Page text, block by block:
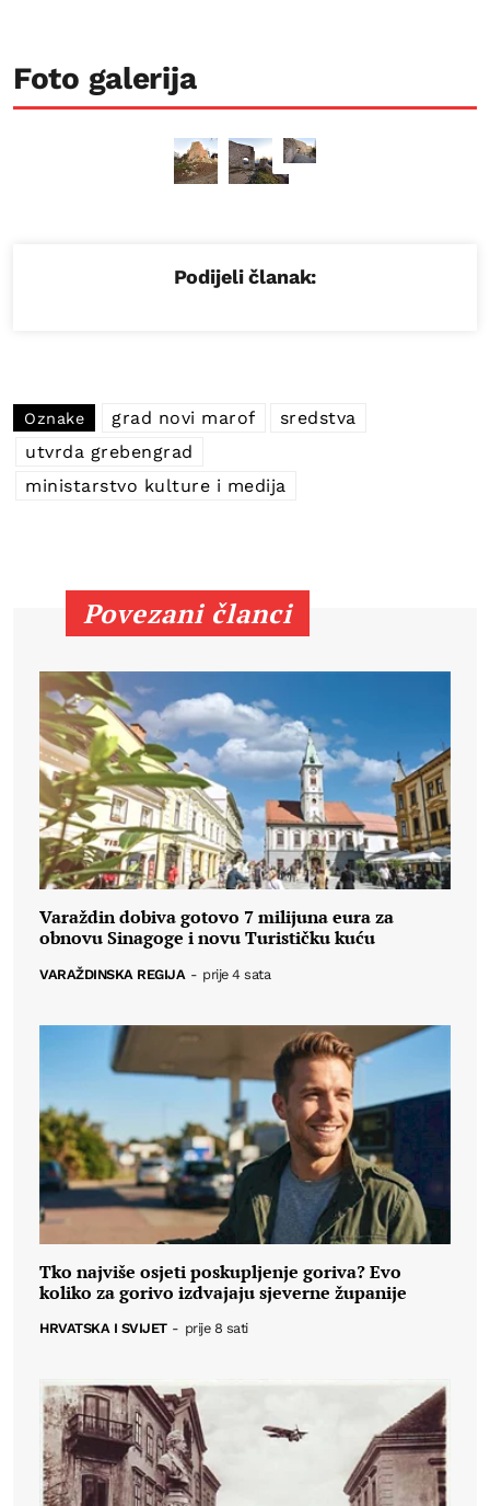
Foto galerija
Podijeli članak:
Oznake grad novi marof
sredstva
utvrda grebengrad
ministarstvo kulture i medija
Povezani članci
Varaždin dobiva gotovo 7 milijuna eura za
obnovu Sinagoge i novu Turističku kuću
VARAŽDINSKA REGIJA - prije 4 sata
Tko najviše osjeti poskupljenje goriva? Evo
koliko za gorivo izdvajaju sjeverne županije
HRVATSKA I SVIJET - prije 8 sati